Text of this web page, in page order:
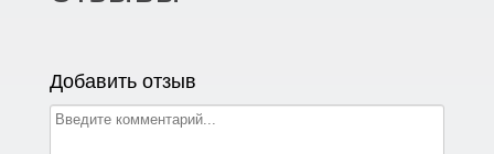
Добавить отзыв